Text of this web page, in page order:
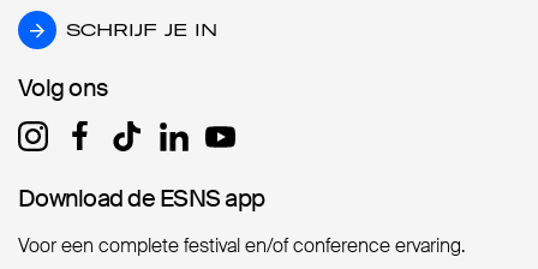
SCHRIJF JE IN
SCHRIJF JE IN
Volg ons
Volg ons
Download de ESNS app
Download de ESNS app
Voor een complete festival en/of conference ervaring.